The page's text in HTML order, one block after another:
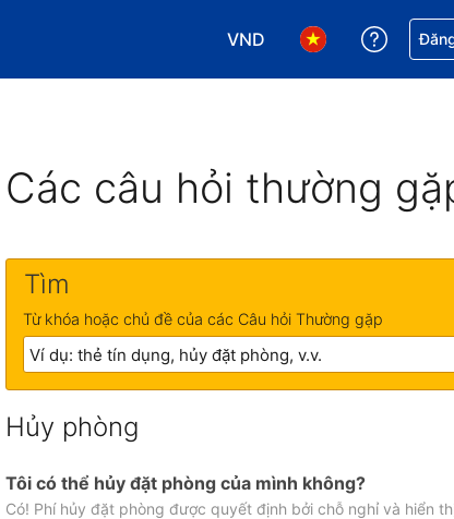
VND
Chọn loại tiền tệ của
Chọn ngôn ngữ
Nhận
Các câu hỏi thường
Tìm
Từ khóa hoặc chủ đề của các Câu hỏi Thường gặp
Hủy phòng
Tôi có thể hủy đặt phòng của mình không?
Có! Phí hủy đặt phòng được quyết định bởi chỗ nghỉ và hiển